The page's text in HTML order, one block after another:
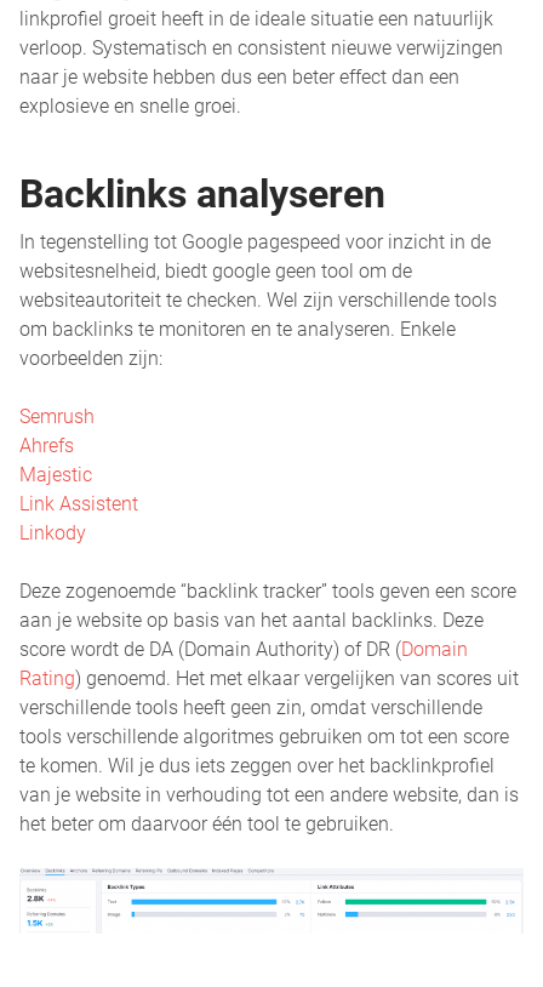
linkprofiel groeit heeft in de ideale situatie een natuurlijk
verloop. Systematisch en consistent nieuwe verwijzingen
naar je website hebben dus een beter effect dan een
explosieve en snelle groei.
Backlinks analyseren
In tegenstelling tot Google pagespeed voor inzicht in de
websitesnelheid, biedt google geen tool om de
websiteautoriteit te checken. Wel zijn verschillende tools
om backlinks te monitoren en te analyseren. Enkele
voorbeelden zijn:
Semrush
Ahrefs
Majestic
Link Assistent
Linkody
Deze zogenoemde “backlink tracker” tools geven een score
aan je website op basis van het aantal backlinks. Deze
score wordt de DA (Domain Authority) of DR (Domain
Rating) genoemd. Het met elkaar vergelijken van scores uit
verschillende tools heeft geen zin, omdat verschillende
tools verschillende algoritmes gebruiken om tot een score
te komen. Wil je dus iets zeggen over het backlinkprofiel
van je website in verhouding tot een andere website, dan is
het beter om daarvoor één tool te gebruiken.